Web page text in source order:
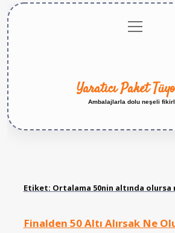
menüyü
aç
Yaratıcı Paket
Ambalajlarla dolu neşeli
Etiket: Ortalama 50nin altında olursa
Finalden 50 Altı Alırsak Ne